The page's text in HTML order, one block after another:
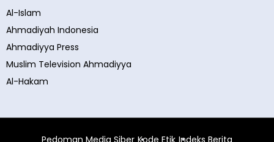
Al-Islam
Ahmadiyah Indonesia
Ahmadiyya Press
Muslim Television Ahmadiyya
Al-Hakam
Pedoman Media Siber Kode Etik Indeks Berita